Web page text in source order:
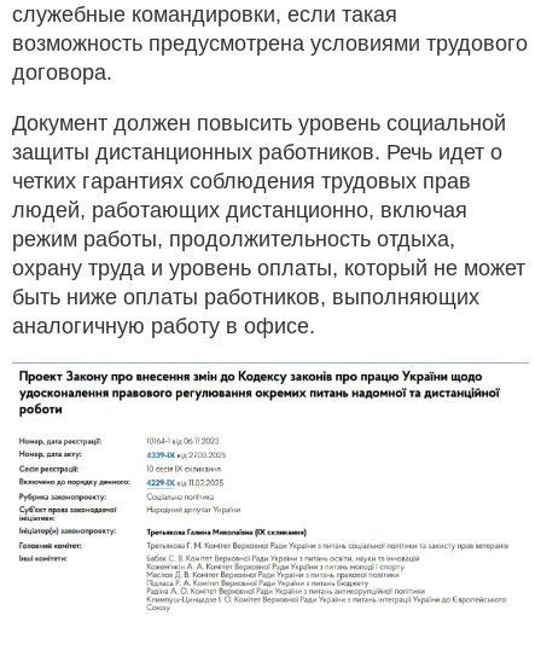
служебные командировки, если такая
возможность предусмотрена условиями трудового
договора.
Документ должен повысить уровень социальной
защиты дистанционных работников. Речь идет о
четких гарантиях соблюдения трудовых прав
людей, работающих дистанционно, включая
режим работы, продолжительность отдыха,
охрану труда и уровень оплаты, который не может
быть ниже оплаты работников, выполняющих
аналогичную работу в офисе.